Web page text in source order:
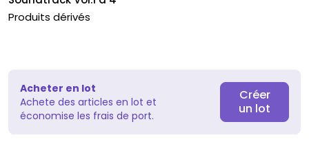
Produits dérivés
Acheter en lot
Achete des articles en lot et
économise les frais de port.
Créer
un lot